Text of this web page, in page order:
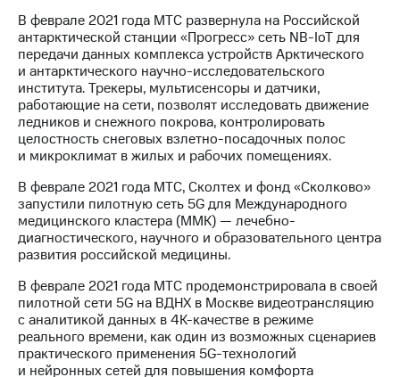
В феврале 2021 года МТС развернула на Российской
антарктической станции «Прогресс» сеть NB-IoT для
передачи данных комплекса устройств Арктического
и антарктического научно-исследовательского
института. Трекеры, мультисенсоры и датчики,
работающие на сети, позволят исследовать движение
ледников и снежного покрова, контролировать
целостность снеговых взлетно-посадочных полос
и микроклимат в жилых и рабочих помещениях.
В феврале 2021 года МТС, Сколтех и фонд «Сколково»
запустили пилотную сеть 5G для Международного
медицинского кластера (ММК) — лечебно-
диагностического, научного и образовательного центра
развития российской медицины.
В феврале 2021 года МТС продемонстрировала в своей
пилотной сети 5G на ВДНХ в Москве видеотрансляцию
с аналитикой данных в 4K-качестве в режиме
реального времени, как один из возможных сценариев
практического применения 5G-технологий
и нейронных сетей для повышения комфорта